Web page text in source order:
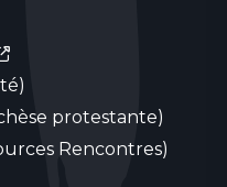
protestante)
Rencontres)